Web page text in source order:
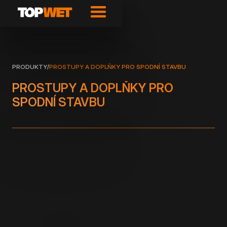
PRODUKTY/PROSTUPY A DOPLŇKY PRO SPODNÍ STAVBU
PROSTUPY A DOPLŇKY PRO
SPODNÍ STAVBU